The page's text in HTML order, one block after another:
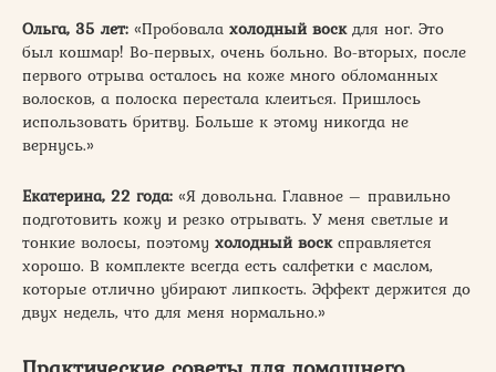
Ольга, 35 лет: «Пробовала холодный воскдля ног. Это
был кошмар! Во-первых, очень больно. Во-вторых, после
первого отрыва осталось на коже много обломанных
волосков, а полоска перестала клеиться. Пришлось
использовать бритву. Больше к этому никогда не
вернусь.»
Екатерина, 22 года: «Я довольна. Главное – правильно
подготовить кожу и резко отрывать. У меня светлые и
тонкие волосы, поэтому холодный восксправляется
хорошо. В комплекте всегда есть салфетки с маслом,
которые отлично убирают липкость. Эффект держится до
двух недель, что для меня нормально.»